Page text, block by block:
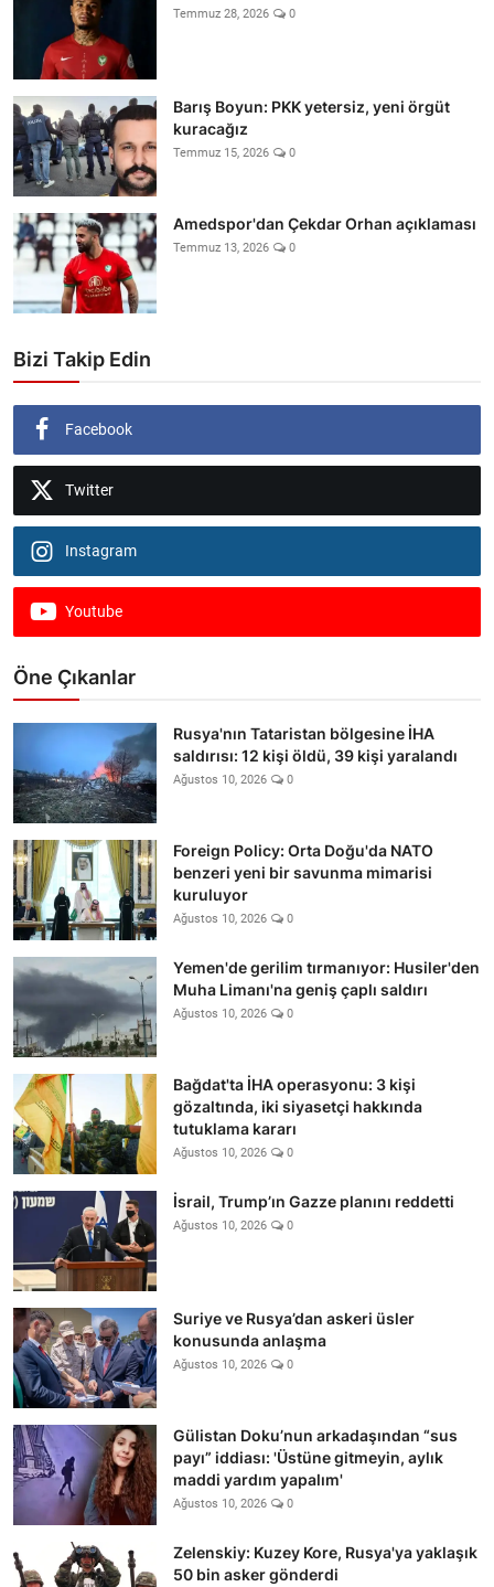
Temmuz 28, 2026 0
Barış Boyun: PKK yetersiz, yeni örgüt
kuracağız
Temmuz 15, 2026 0
Amedspor'dan Çekdar Orhan açıklaması
Temmuz 13, 2026 0
Bizi Takip Edin
Facebook
Twitter
Instagram
Youtube
Öne Çıkanlar
Rusya'nın Tataristan bölgesine İHA
saldırısı: 12 kişi öldü, 39 kişi yaralandı
Ağustos 10, 2026 0
Foreign Policy: Orta Doğu'da NATO
benzeri yeni bir savunma mimarisi
kuruluyor
Ağustos 10, 2026 0
Yemen'de gerilim tırmanıyor: Husiler'den
Muha Limanı'na geniş çaplı saldırı
Ağustos 10, 2026 0
Bağdat'ta İHA operasyonu: 3 kişi
gözaltında, iki siyasetçi hakkında
tutuklama kararı
Ağustos 10, 2026 0
İsrail, Trump’ın Gazze planını reddetti
Ağustos 10, 2026 0
Suriye ve Rusya’dan askeri üsler
konusunda anlaşma
Ağustos 10, 2026 0
Gülistan Doku’nun arkadaşından “sus
payı” iddiası: 'Üstüne gitmeyin, aylık
maddi yardım yapalım'
Ağustos 10, 2026 0
Zelenskiy: Kuzey Kore, Rusya'ya yaklaşık
50 bin asker gönderdi